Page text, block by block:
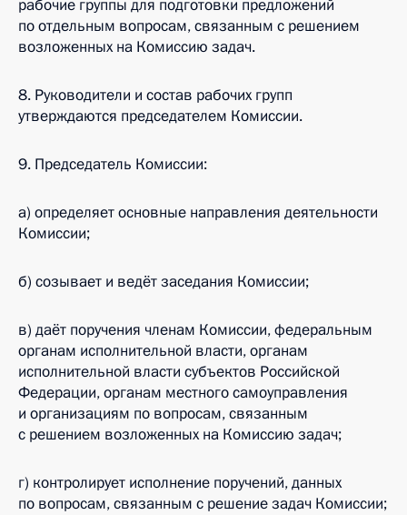
рабочие группы для подготовки предложений
по отдельным вопросам, связанным с решением
возложенных на Комиссию задач.
8. Руководители и состав рабочих групп
утверждаются председателем Комиссии.
9. Председатель Комиссии:
а) определяет основные направления деятельности
Комиссии;
б) созывает и ведёт заседания Комиссии;
в) даёт поручения членам Комиссии, федеральным
органам исполнительной власти, органам
исполнительной власти субъектов Российской
Федерации, органам местного самоуправления
и организациям по вопросам, связанным
с решением возложенных на Комиссию задач;
г) контролирует исполнение поручений, данных
по вопросам, связанным с решение задач Комиссии;